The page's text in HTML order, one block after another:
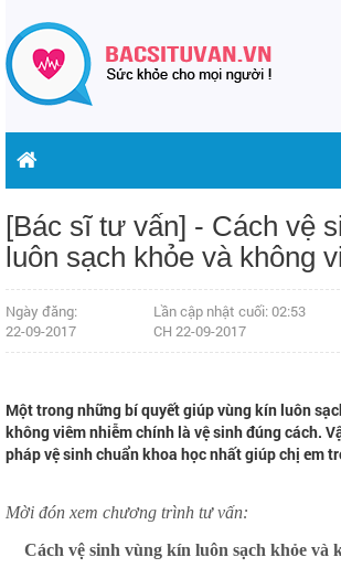
[Bác sĩ tư vấn] - Cách vệ
luôn sạch khỏe và không
Ngày đăng:
22-09-2017
Lần cập nhật cuối: 02:53
CH 22-09-2017
Một trong những bí quyết giúp vùng kín luôn
không viêm nhiễm chính là vệ sinh đúng cách.
pháp vệ sinh chuẩn khoa học nhất giúp chị em
Mời đón xem chương trình tư vấn:
Cách vệ sinh vùng kín luôn sạch khỏe và